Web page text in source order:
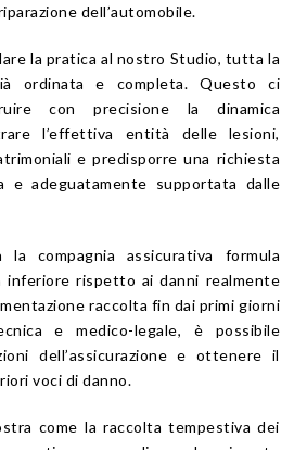
dell’automobile.
la pratica al nostro Studio, tutta la
ordinata e completa. Questo ci
con precisione la dinamica
l’effettiva entità delle lesioni,
e predisporre una richiesta
e adeguatamente supportata dalle
compagnia assicurativa formula
inferiore rispetto ai danni realmente
raccolta fin dai primi giorni
e medico-legale, è possibile
dell’assicurazione e ottenere il
voci di danno.
come la raccolta tempestiva dei